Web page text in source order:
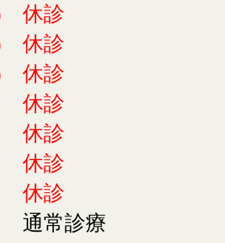
) 休診
) 休診
) 休診
休診
休診
休診
休診
通常診療